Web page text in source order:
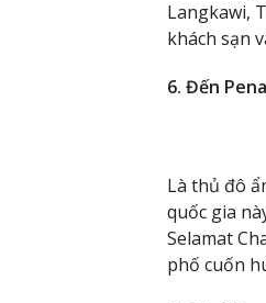
Langkawi,
khách sạn
6. Đến
Là thủ đô
quốc gia
Selamat
phố cuốn